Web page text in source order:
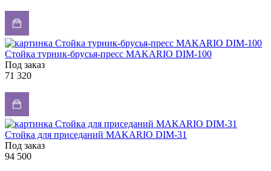
Стойка турник-брусья-пресс MAKARIO DIM-100
Под заказ
71 320
Стойка для приседаний MAKARIO DIM-31
Под заказ
94 500